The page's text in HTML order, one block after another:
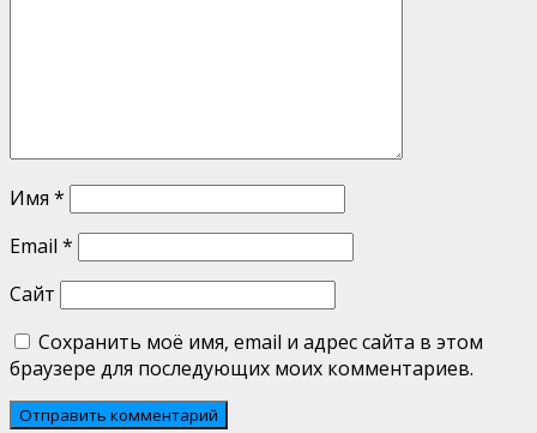
Имя *
Email *
Сайт
Сохранить моё имя, email и адрес сайта в этом
браузере для последующих моих комментариев.